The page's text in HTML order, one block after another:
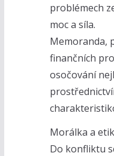
problémech
moc a síla.
Memoranda,
finančních
osočování
Morálka a
Do konfliktu